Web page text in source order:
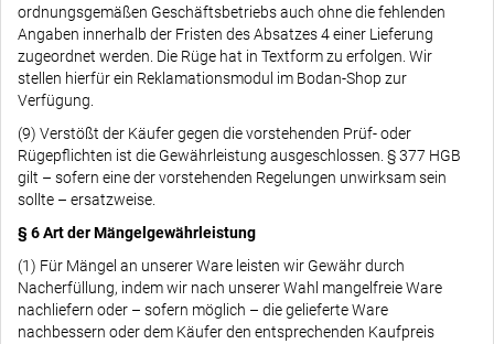
ordnungsgemäßen Geschäftsbetriebs auch ohne die fehlenden
Angaben innerhalb der Fristen des Absatzes 4 einer Lieferung
zugeordnet werden. Die Rüge hat in Textform zu erfolgen. Wir
stellen hierfür ein Reklamationsmodul im Bodan-Shop zur
Verfügung.
(9) Verstößt der Käufer gegen die vorstehenden Prüf- oder
Rügepflichten ist die Gewährleistung ausgeschlossen. § 377 HGB
gilt – sofern eine der vorstehenden Regelungen unwirksam sein
sollte – ersatzweise.
§ 6 Art der Mängelgewährleistung
(1) Für Mängel an unserer Ware leisten wir Gewähr durch
Nacherfüllung, indem wir nach unserer Wahl mangelfreie Ware
nachliefern oder – sofern möglich – die gelieferte Ware
nachbessern oder dem Käufer den entsprechenden Kaufpreis